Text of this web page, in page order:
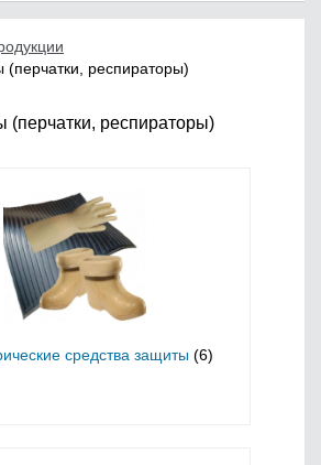
(перчатки, респираторы)
(перчатки, респираторы)
средства защиты (6)